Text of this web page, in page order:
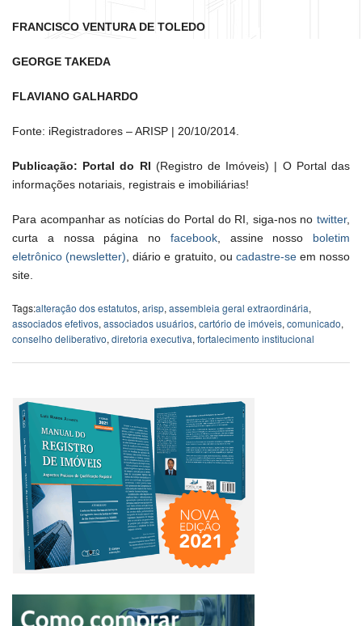
FRANCISCO VENTURA DE TOLEDO
GEORGE TAKEDA
FLAVIANO GALHARDO
Fonte: iRegistradores – ARISP | 20/10/2014.
Publicação: Portal do RI (Registro de Imóveis) | O Portal das
informações notariais, registrais e imobiliárias!
Para acompanhar as notícias do Portal do RI, siga-nos no twitter,
curta a nossa página no facebook, assine nosso boletim
eletrônico (newsletter) , diário e gratuito, ou cadastre-seem nosso
site.
Tags:alteração dos estatutos, arisp, assembleia geral extraordinária,
associados efetivos, associados usuários, cartório de imóveis, comunicado,
conselho deliberativo, diretoria executiva, fortalecimento institucional